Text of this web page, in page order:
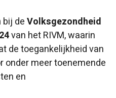
bij deVolksgezondheid
van het RIVM, waarin
de toegankelijkheid van
onder meer toenemende
en